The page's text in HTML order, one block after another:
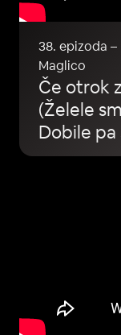
38. epizoda –
Maglico
Če otrok
(Želele
Dobile